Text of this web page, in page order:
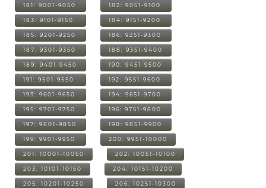
181: 9001-9050 182: 9051-9100
183: 9101-9150 184: 9151-9200
185: 9201-9250 186: 9251-9300
187: 9301-9350 188: 9351-9400
189: 9401-9450 190: 9451-9500
191: 9501-9550 192: 9551-9600
193: 9601-9650 194: 9651-9700
195: 9701-9750 196: 9751-9800
197: 9801-9850 198: 9851-9900
199: 9901-9950 200: 9951-10000
201: 10001-10050 202: 10051-10100
203: 10101-10150 204: 10151-10200
205: 10201-10250 206: 10251-10300